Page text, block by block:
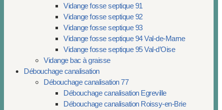
Vidange fosse septique 91
Vidange fosse septique 92
Vidange fosse septique 93
Vidange fosse septique 94 Val-de-Marne
Vidange fosse septique 95 Val-d’Oise
Vidange bac à graisse
Débouchage canalisation
Débouchage canalisation 77
Débouchage canalisation Egreville
Débouchage canalisation Roissy-en-Brie